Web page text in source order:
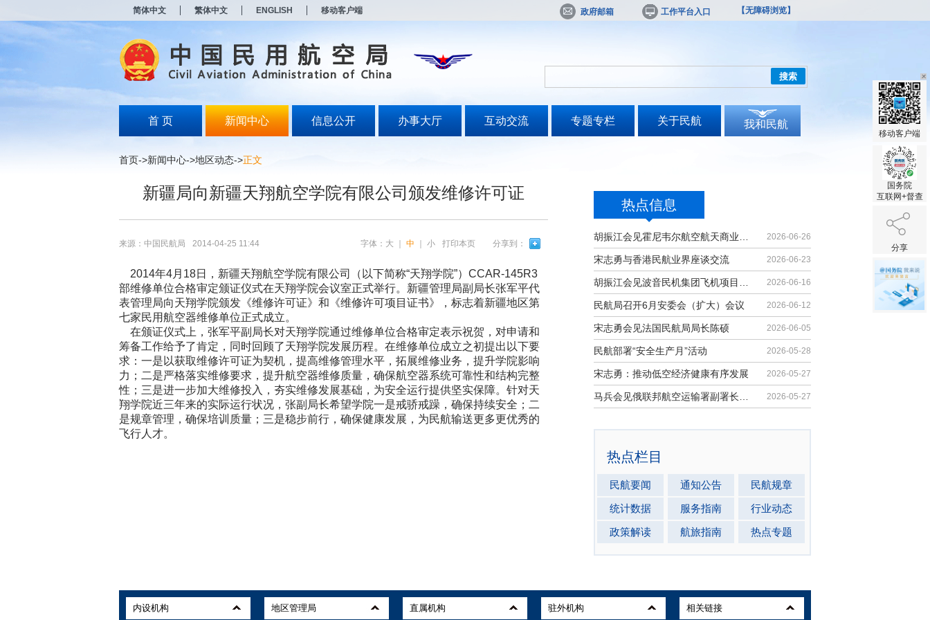
简体中文 繁体中文 ENGLISH 移动客户端 政府邮箱 工作平台入口 【无障碍浏览】
搜索
首 页 新闻中心 信息公开 办事大厅 互动交流 专题专栏 关于民航 我和民航
首页->新闻中心->地区动态->正文
热点信息
2026-06-26
宋志勇与香港民航业界座谈交流 2026-06-23
2026-06-16
民航局召开6月安委会（扩大）会议 2026-06-12
宋志勇会见法国民航局局长陈硕 2026-06-05
民航部署“安全生产月”活动 2026-05-28
宋志勇：推动低空经济健康有序发展 2026-05-27
2026-05-27
热点栏目
民航要闻 通知公告
民航规章
统计数据
服务指南
行业动态
政策解读
航旅指南 热点专题
新疆局向新疆天翔航空学院有限公司颁发维修许可证
来源：中国民航局 2014-04-25 11:44 分享到：
打印本页
字体： 大 中 小
2014年4月18日，新疆天翔航空学院有限公司（以下简称“天翔学院”）CCAR-145R3
部维修单位合格审定颁证仪式在天翔学院会议室正式举行。新疆管理局副局长张军平代
表管理局向天翔学院颁发《维修许可证》和《维修许可项目证书》，标志着新疆地区第
七家民用航空器维修单位正式成立。
在颁证仪式上，张军平副局长对天翔学院通过维修单位合格审定表示祝贺，对申请和
筹备工作给予了肯定，同时回顾了天翔学院发展历程。在维修单位成立之初提出以下要
求：一是以获取维修许可证为契机，提高维修管理水平，拓展维修业务，提升学院影响
力；二是严格落实维修要求，提升航空器维修质量，确保航空器系统可靠性和结构完整
性；三是进一步加大维修投入，夯实维修发展基础，为安全运行提供坚实保障。针对天
翔学院近三年来的实际运行状况，张副局长希望学院一是戒骄戒躁，确保持续安全；二
是规章管理，确保培训质量；三是稳步前行，确保健康发展，为民航输送更多更优秀的
飞行人才。
移动客户端
国务院
互联网+督查
分享
打
无
障